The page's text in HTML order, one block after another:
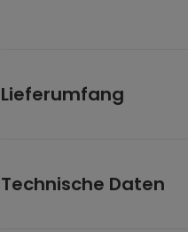
Lieferumfang
Paketmaße: (L x B x H)
Technische Daten